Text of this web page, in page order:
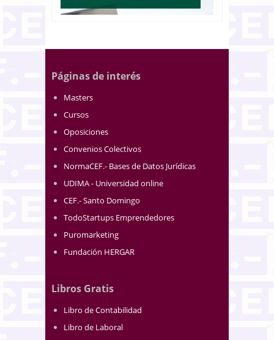
Páginas de interés
Masters
Cursos
Oposiciones
Convenios Colectivos
NormaCEF.- Bases de Datos Jurídicas
UDIMA - Universidad online
CEF.- Santo Domingo
TodoStartups Emprendedores
Puromarketing
Fundación HERGAR
Libros Gratis
Libro de Contabilidad
Libro de Laboral